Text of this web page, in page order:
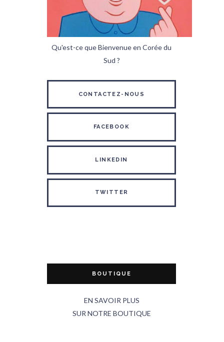
Qu'est-ce que Bienvenue en Corée du
Sud ?
CONTACTEZ-NOUS
FACEBOOK
LINKEDIN
TWITTER
BOUTIQUE
EN SAVOIR PLUS
SUR NOTRE BOUTIQUE